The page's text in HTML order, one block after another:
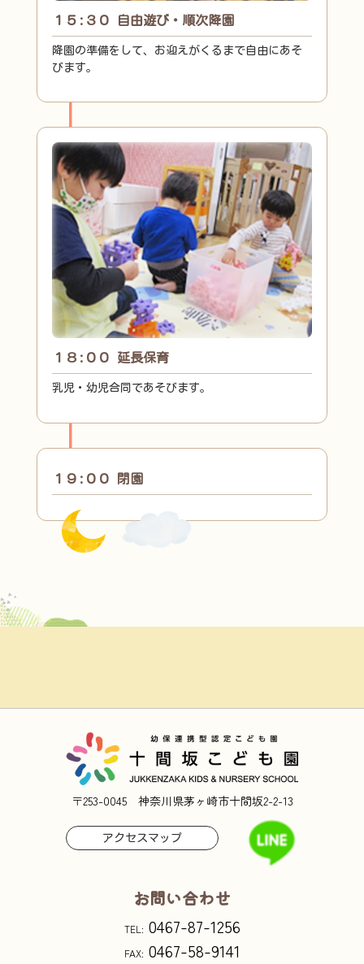
１５:３０ 自由遊び・順次降園
降園の準備をして、お迎えがくるまで自由にあそ
びます。
１８:００ 延長保育
乳児・幼児合同であそびます。
１９:００ 閉園
〒253-0045 神奈川県茅ヶ崎市十間坂2-2-13
アクセスマップ
お問い合わせ
TEL: 0467-87-1256
FAX: 0467-58-9141